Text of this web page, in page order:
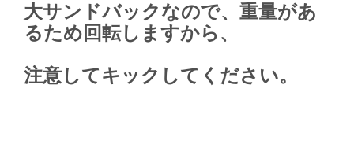
大サンドバックなので、重量があ
るため回転しますから、
注意してキックしてください。